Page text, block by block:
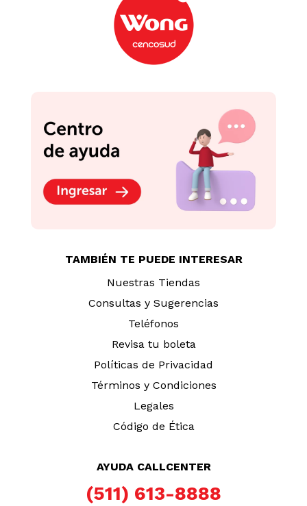
TAMBIÉN TE PUEDE INTERESAR
Nuestras Tiendas
Consultas y Sugerencias
Teléfonos
Revisa tu boleta
Políticas de Privacidad
Términos y Condiciones
Legales
Código de Ética
AYUDA CALLCENTER
(511) 613-8888